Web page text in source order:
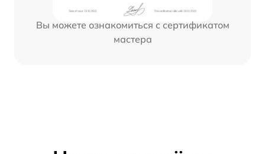
Вы можете ознакомиться с сертификатом
мастера